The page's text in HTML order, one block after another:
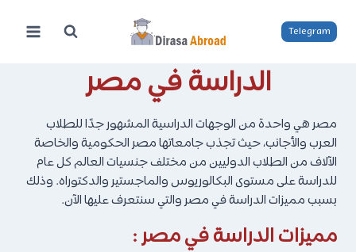
المحتوى
Telegram
الدراسة في مصر
مصر هي واحدة من الوجهات الدراسية المشهور جدًا للطلاب
العرب والأجانب، حيث تجذب جامعاتها مصر الحكومية والخاصة
الآلاف من الطلاب الدوليين من مختلف جنسيات العالم كل عام
للدراسة على مستوى البكالوريوس والماجستير والدكتوراه. وذلك
بسبب مميزات الدراسة في مصر والتي سنتعرف عليها الآن.
مميزات الدراسة في مصر :